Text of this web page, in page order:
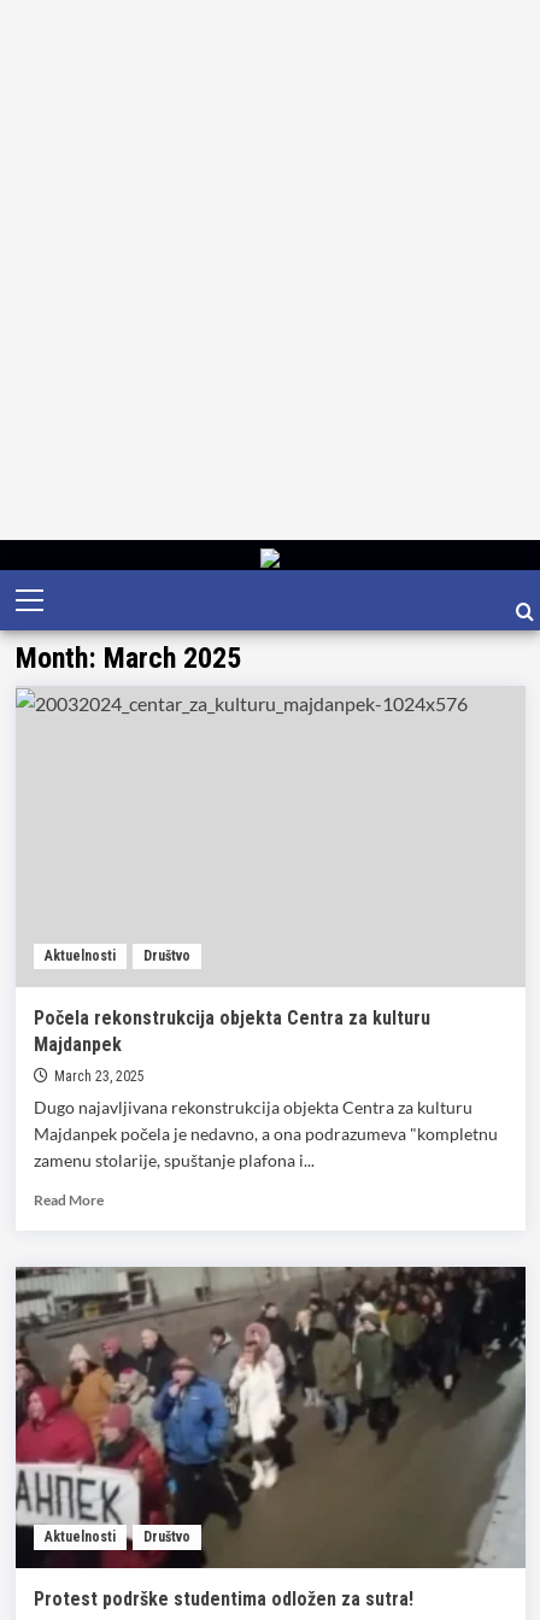
Skip
to
content
Primary
Menu
Month: March 2025
Aktuelnosti Društvo
Počela rekonstrukcija objekta Centra za kulturu
Majdanpek
March 23, 2025
Dugo najavljivana rekonstrukcija objekta Centra za kulturu
Majdanpek počela je nedavno, a ona podrazumeva "kompletnu
zamenu stolarije, spuštanje plafona i...
Read MoreRead
Počela
rekonstrukcija
objekta
Centra
za
kulturu
Majdanpek
Aktuelnosti Društvo
Protest podrške studentima odložen za sutra!